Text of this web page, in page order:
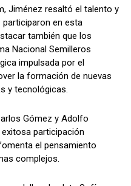
Jiménez resaltó el talento y
participaron en esta
también que los
Nacional Semilleros
impulsada por el
la formación de nuevas
y tecnológicas.
Gómez y Adolfo
participación
el pensamiento
complejos.